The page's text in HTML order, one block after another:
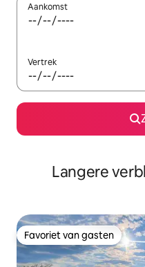
Aankomst
Vertrek
Langere
Favoriet van gasten
Favoriet van gasten